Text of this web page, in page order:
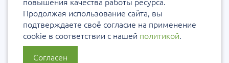
Продолжая использование сайта, вы
подтверждаете своё согласие на применение
cookie в соответствии с нашей политикой.
Согласен